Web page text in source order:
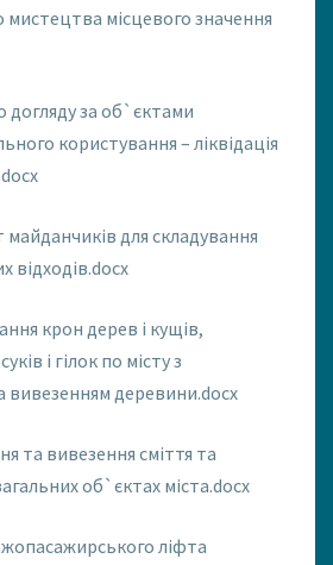
місцевого значення
догляду за об`єктами
користування – ліквідація
для складування
відходів.docx
крон дерев і кущів,
і гілок по місту з
вивезенням деревини.docx
та вивезення сміття та
об`єктах міста.docx
ліфта